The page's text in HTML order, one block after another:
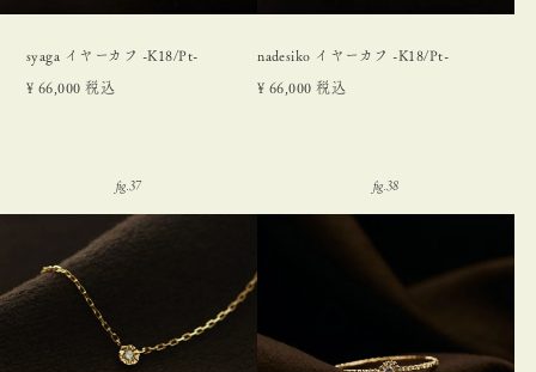
syaga イヤーカフ -K18/Pt-
¥ 66,000 税込
nadesiko イヤーカフ -K18/Pt-
¥ 66,000 税込